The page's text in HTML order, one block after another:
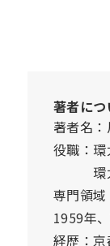
著者につ
著者名
役職：
環太
専門領
1959年
経歴：